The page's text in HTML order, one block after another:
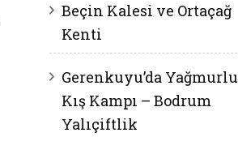
Beçin Kalesi ve Ortaçağ
Kenti
Gerenkuyu’da Yağmurlu
Kış Kampı – Bodrum
Yalıçiftlik